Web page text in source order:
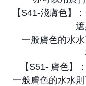
【S41-淺膚色】
一般膚色的水
【S51- 膚色】
一般膚色的水水